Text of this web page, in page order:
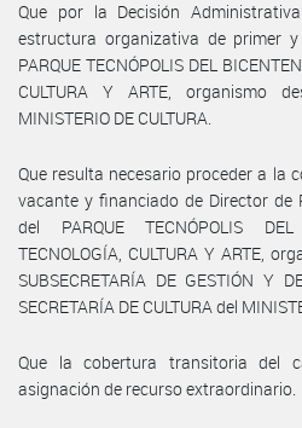
Que por la Decisión
estructura organizativa de primer
PARQUE TECNÓPOLIS DEL
CULTURA Y ARTE, organismo
MINISTERIO DE CULTURA.
Que resulta necesario proceder a la
vacante y financiado de Director de
del PARQUE TECNÓPOLIS DEL
TECNOLOGÍA, CULTURA Y ARTE,
SUBSECRETARÍA DE GESTIÓN Y
SECRETARÍA DE CULTURA del
Que la cobertura transitoria del
asignación de recurso extraordinario.